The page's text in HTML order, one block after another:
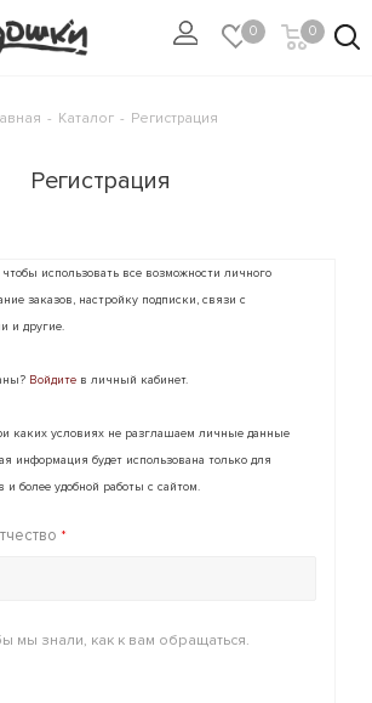
0 0
- Каталог - Регистрация
Регистрация
чтобы использовать все возможности личного
заказов, настройку подписки, связи с
и другие.
Войдите в личный кабинет.
каких условиях не разглашаем личные данные
информация будет использована только для
и более удобной работы с сайтом.
*
мы знали, как к вам обращаться.